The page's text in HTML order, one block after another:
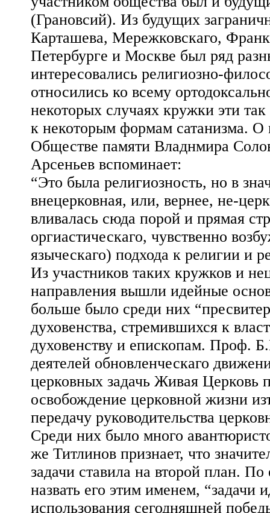
(Грановсий). Из будущих
Карташева, Мережковскаго,
Петербурге и Москве был ряд
интересовались религиозно-
относились ко всему
некоторых случаях кружки эти
к некоторым формам сатанизма.
Обществе памяти Владнмира
Арсеньев вспоминает:
“Это была религиозность, но в
внецерковная, или, вернее, не-
вливалась сюда порой и прямая
оргиастическаго, чувственно
языческаго) подхода к религии и
Из участников таких кружков и
направления вышли идейные
больше было среди них
духовенства, стремившихся к
духовенству и епископам. Проф.
деятелей обновленческаго
церковных задачь Живая Церковь
освобождение церковной жизни
передачу руководительства
Среди них было много
же Титлинов признает, что
задачи ставила на второй план.
назвать его этим именем, “задачи
использования сегодняшней